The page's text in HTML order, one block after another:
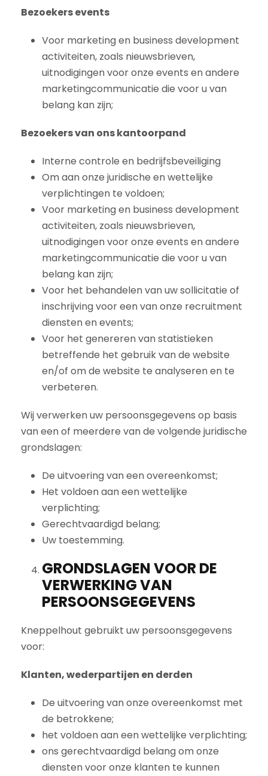
Bezoekers events
Voor marketing en business development
activiteiten, zoals nieuwsbrieven,
uitnodigingen voor onze events en andere
marketingcommunicatie die voor u van
belang kan zijn;
Bezoekers van ons kantoorpand
Interne controle en bedrijfsbeveiliging
Om aan onze juridische en wettelijke
verplichtingen te voldoen;
Voor marketing en business development
activiteiten, zoals nieuwsbrieven,
uitnodigingen voor onze events en andere
marketingcommunicatie die voor u van
belang kan zijn;
Voor het behandelen van uw sollicitatie of
inschrijving voor een van onze recruitment
diensten en events;
Voor het genereren van statistieken
betreffende het gebruik van de website
en/of om de website te analyseren en te
verbeteren.
Wij verwerken uw persoonsgegevens op basis
van een of meerdere van de volgende juridische
grondslagen:
De uitvoering van een overeenkomst;
Het voldoen aan een wettelijke
verplichting;
Gerechtvaardigd belang;
Uw toestemming.
GRONDSLAGEN VOOR DE
VERWERKING VAN
PERSOONSGEGEVENS
Kneppelhout gebruikt uw persoonsgegevens
voor:
Klanten, wederpartijen en derden
De uitvoering van onze overeenkomst met
de betrokkene;
het voldoen aan een wettelijke verplichting;
ons gerechtvaardigd belang om onze
diensten voor onze klanten te kunnen